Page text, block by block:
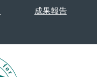
成果報告